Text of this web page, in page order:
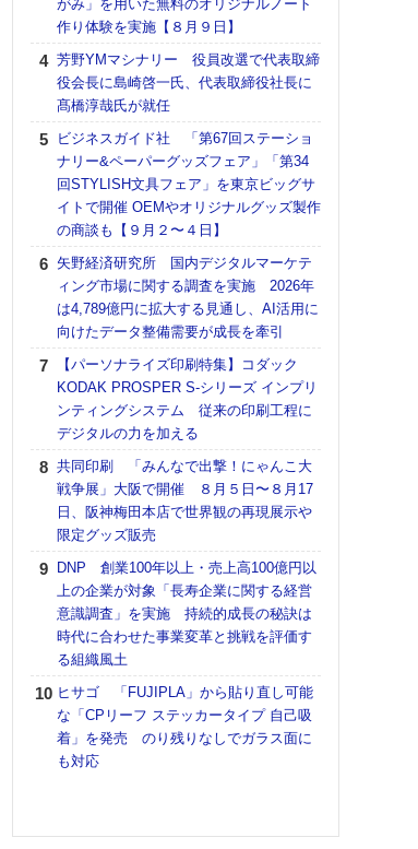
がみ」を用いた無料のオリジナルノート
作り体験を実施【８月９日】
芳野YMマシナリー 役員改選で代表取締
役会長に島崎啓一氏、代表取締役社長に
髙橋淳哉氏が就任
ビジネスガイド社 「第67回ステーショ
ナリー&ペーパーグッズフェア」「第34
回STYLISH文具フェア」を東京ビッグサ
イトで開催 OEMやオリジナルグッズ製作
の商談も【９月２〜４日】
矢野経済研究所 国内デジタルマーケテ
ィング市場に関する調査を実施 2026年
は4,789億円に拡大する見通し、AI活用に
向けたデータ整備需要が成長を牽引
【パーソナライズ印刷特集】コダック
KODAK PROSPER S-シリーズ インプリ
ンティングシステム 従来の印刷工程に
デジタルの力を加える
共同印刷 「みんなで出撃！にゃんこ大
戦争展」大阪で開催 ８月５日〜８月17
日、阪神梅田本店で世界観の再現展示や
限定グッズ販売
DNP 創業100年以上・売上高100億円以
上の企業が対象「長寿企業に関する経営
意識調査」を実施 持続的成長の秘訣は
時代に合わせた事業変革と挑戦を評価す
る組織風土
ヒサゴ 「FUJIPLA」から貼り直し可能
な「CPリーフ ステッカータイプ 自己吸
着」を発売 のり残りなしでガラス面に
も対応